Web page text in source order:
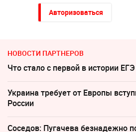
Авторизоваться
НОВОСТИ ПАРТНЕРОВ
Что стало с первой в истории
Украина требует от Европы
России
Соседов: Пугачева безнадежно